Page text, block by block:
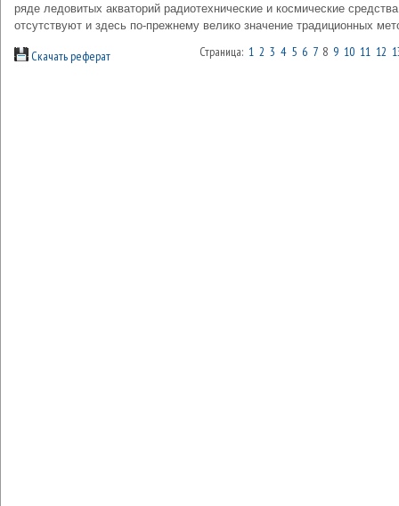
ряде ледовитых акваторий радиотехнические и космические
отсутствуют и здесь по-прежнему велико значение традиционных
Скачать реферат Страница: 1 2 3 4 5 6 78 9 10 11 12